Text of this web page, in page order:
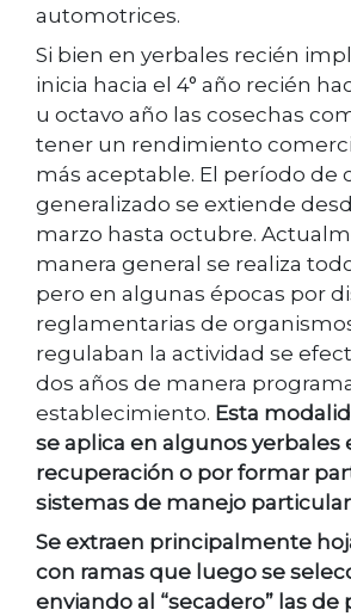
automotrices.
Si bien en yerbales recién
inicia hacia el 4° año recién
u octavo año las cosechas
tener un rendimiento
más aceptable. El período de
generalizado se extiende
marzo hasta octubre.
manera general se realiza
pero en algunas épocas por
reglamentarias de
regulaban la actividad se
dos años de manera
establecimiento. Esta
se aplica en algunos yerbales
recuperación o por formar
sistemas de manejo
Se extraen principalmente
con ramas que luego se
enviando al “secadero” las